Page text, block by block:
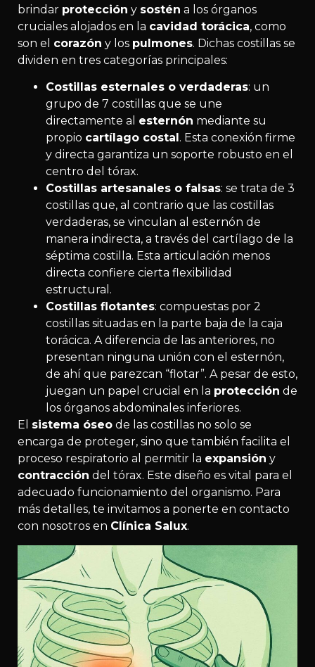
brindar protección y sostén a los órganos
cruciales alojados en la cavidad torácica, como
son el corazón y los pulmones. Dichas costillas se
dividen en tres categorías principales:
Costillas esternales o verdaderas: un
grupo de 7 costillas que se une
directamente al esternón mediante su
propio cartílago costal . Esta conexión firme
y directa garantiza un soporte robusto en el
centro del tórax.
Costillas artesanales o falsas: se trata de 3
costillas que, al contrario que las costillas
verdaderas, se vinculan al esternón de
manera indirecta, a través del cartílago de la
séptima costilla. Esta articulación menos
directa confiere cierta flexibilidad
estructural.
Costillas flotantes: compuestas por 2
costillas situadas en la parte baja de la caja
torácica. A diferencia de las anteriores, no
presentan ninguna unión con el esternón,
de ahí que parezcan “flotar”. A pesar de esto,
juegan un papel crucial en la protección de
los órganos abdominales inferiores.
El sistema óseo de las costillas no solo se
encarga de proteger, sino que también facilita el
proceso respiratorio al permitir la expansión y
contracción del tórax. Este diseño es vital para el
adecuado funcionamiento del organismo. Para
más detalles, te invitamos a ponerte en contacto
con nosotros en Clínica Salux.